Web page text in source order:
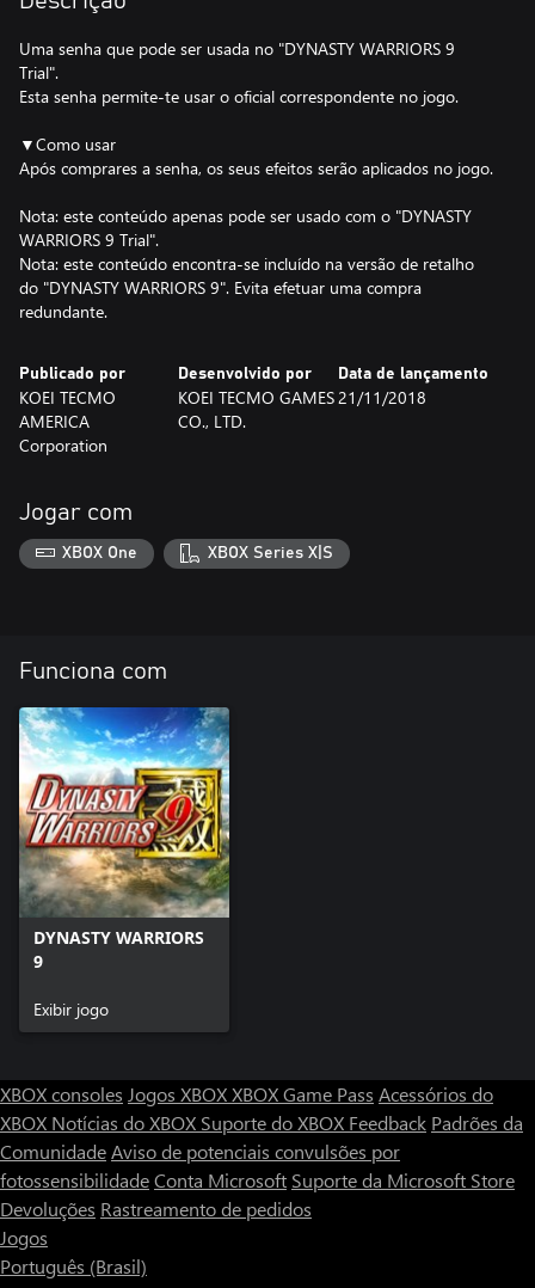
Uma senha que pode ser usada no "DYNASTY WARRIORS 9
Trial".
Esta senha permite-te usar o oficial correspondente no jogo.
▼Como usar
Após comprares a senha, os seus efeitos serão aplicados no jogo.
Nota: este conteúdo apenas pode ser usado com o "DYNASTY
WARRIORS 9 Trial".
Nota: este conteúdo encontra-se incluído na versão de retalho
do "DYNASTY WARRIORS 9". Evita efetuar uma compra
redundante.
Publicado por
KOEI TECMO
AMERICA
Corporation
Desenvolvido por
KOEI TECMO GAMES
CO., LTD.
Data de lançamento
21/11/2018
Jogar com
XBOX One XBOX Series X|S
Funciona com
DYNASTY WARRIORS
9
Exibir jogo
XBOX consoles Jogos XBOXXBOX Game Pass Acessórios do
XBOX Notícias do XBOX Suporte do XBOX Feedback Padrões da
ComunidadeAviso de potenciais convulsões por
fotossensibilidadeConta Microsoft Suporte da Microsoft Store
Devoluções Rastreamento de pedidos
Jogos
Português (Brasil)